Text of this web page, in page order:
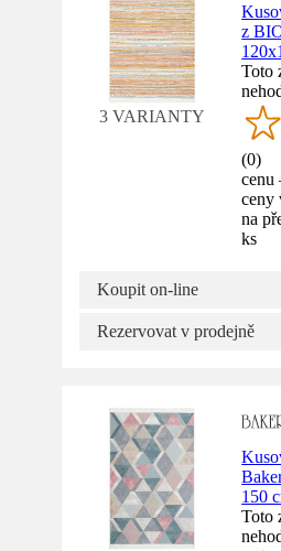
3 VARIANTY
z
Toto
(0)
ceny
na
ks
Koupit on-line
Rezervovat v prodejně
150
Toto